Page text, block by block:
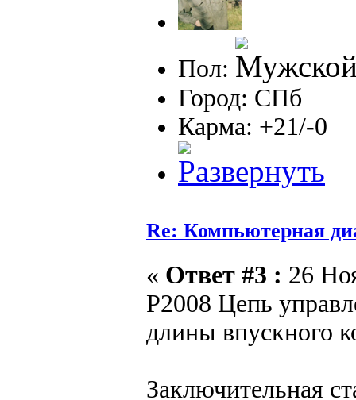
Пол:
Город: СПб
Карма: +21/-0
Re: Компьютерная
« Ответ #3 : 26
P2008 Цепь
длины впускного
Заключительная